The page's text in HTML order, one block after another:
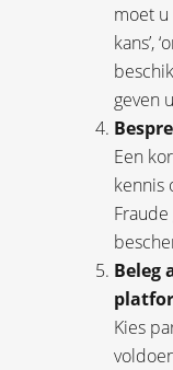
moet u
kans’,
geven
Een
kennis
Beleg
Kies